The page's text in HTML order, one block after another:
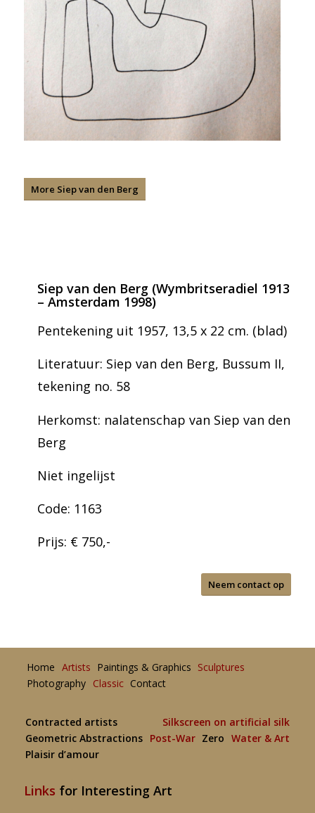
More Siep van den Berg
Siep van den Berg (Wymbritseradiel 1913
– Amsterdam 1998)
Pentekening uit 1957, 13,5 x 22 cm. (blad)
Literatuur: Siep van den Berg, Bussum II,
tekening no. 58
Herkomst: nalatenschap van Siep van den
Berg
Niet ingelijst
Code: 1163
Prijs: € 750,-
Neem contact op
Home Artists Paintings & Graphics Sculptures
Photography Classic Contact
Contracted artists
Silkscreen on artificial silk
Geometric Abstractions
Post-War Zero Water & Art
Plaisir d’amour
Links for Interesting Art